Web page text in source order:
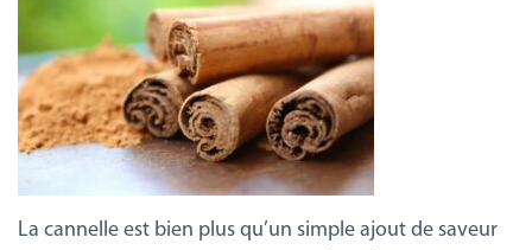
La cannelle est bien plus qu’un simple ajout de saveur